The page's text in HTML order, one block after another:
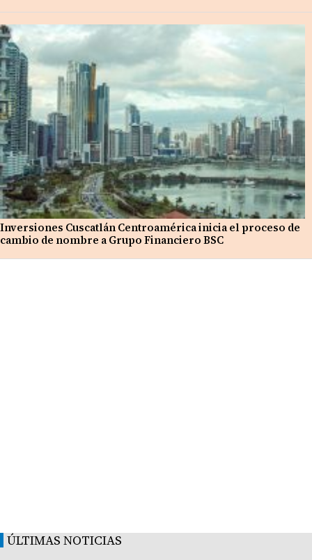
Inversiones Cuscatlán Centroamérica inicia el proceso de
cambio de nombre a Grupo Financiero BSC
ÚLTIMAS NOTICIAS